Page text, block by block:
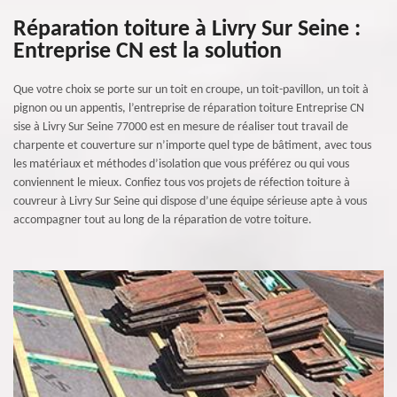
Réparation toiture à Livry Sur Seine :
Entreprise CN est la solution
Que votre choix se porte sur un toit en croupe, un toit-pavillon, un toit à
pignon ou un appentis, l’entreprise de réparation toiture Entreprise CN
sise à Livry Sur Seine 77000 est en mesure de réaliser tout travail de
charpente et couverture sur n’importe quel type de bâtiment, avec tous
les matériaux et méthodes d’isolation que vous préférez ou qui vous
conviennent le mieux. Confiez tous vos projets de réfection toiture à
couvreur à Livry Sur Seine qui dispose d’une équipe sérieuse apte à vous
accompagner tout au long de la réparation de votre toiture.